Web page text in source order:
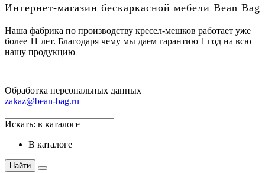
Интернет-магазин бескаркасной мебели Bean Bag
Наша фабрика по производству кресел-мешков работает уже
более 11 лет. Благодаря чему мы даем гарантию 1 год на всю
нашу продукцию
Обработка персональных данных
zakaz@bean-bag.ru
Искать: в каталоге
в каталоге
Найти